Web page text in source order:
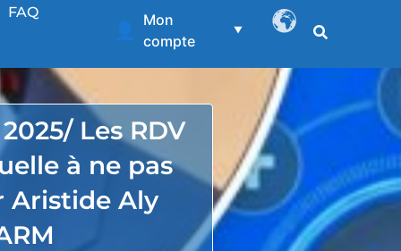
FAQ
👤
Mon
compte
▼
Les RDV
à ne pas
Aristide Aly